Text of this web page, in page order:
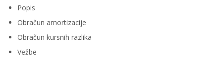
Popis
Obračun amortizacije
Obračun kursnih razlika
Vežbe